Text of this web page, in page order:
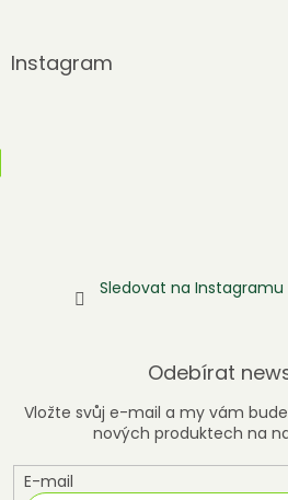
Instagram
Sledovat na Instagramu
Odebírat
Vložte svůj e-mail a my vám
nových produktech na
E-mail